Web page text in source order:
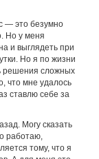
— это безумно
Но у меня
и выглядеть при
Но я по жизни
решения сложных
что мне удалось
ставлю себе за
Могу сказать
работаю,
тому, что я